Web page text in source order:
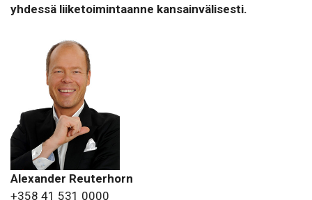
yhdessä liiketoimintaanne kansainvälisesti.
Alexander Reuterhorn
+358 41 531 0000